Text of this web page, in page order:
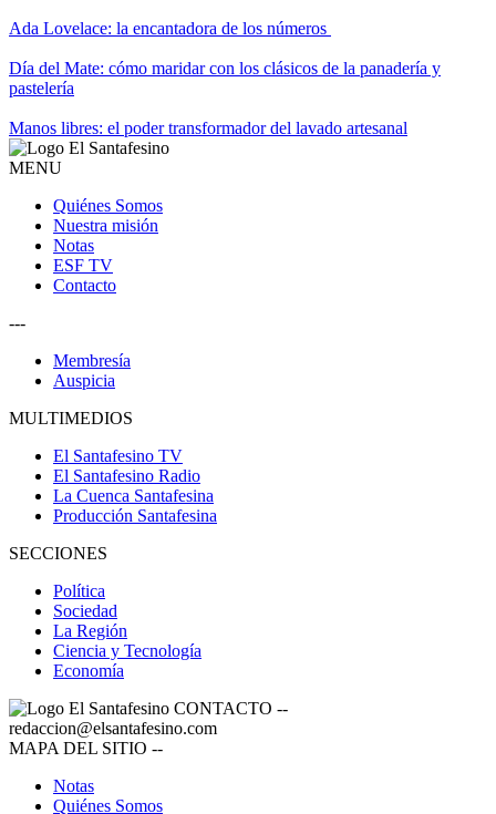
Ada Lovelace: la encantadora de los números
Día del Mate: cómo maridar con los clásicos de la panadería y
pastelería
Manos libres: el poder transformador del lavado artesanal
MENU
Quiénes Somos
Nuestra misión
Notas
ESF TV
Contacto
---
Membresía
Auspicia
MULTIMEDIOS
El Santafesino TV
El Santafesino Radio
La Cuenca Santafesina
Producción Santafesina
SECCIONES
Política
Sociedad
La Región
Ciencia y Tecnología
Economía
CONTACTO --
redaccion@elsantafesino.com
MAPA DEL SITIO --
Notas
Quiénes Somos